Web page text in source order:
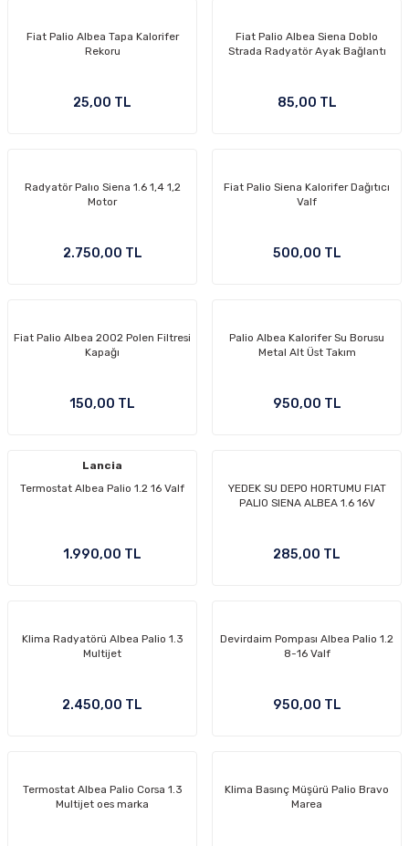
Fiat Palio Albea Tapa Kalorifer
Rekoru
25,00 TL
Fiat Palio Albea Siena Doblo
Strada Radyatör Ayak Bağlantı
85,00 TL
Radyatör Palıo Siena 1.6 1,4 1,2
Motor
2.750,00 TL
Fiat Palio Siena Kalorifer Dağıtıcı
Valf
500,00 TL
Fiat Palio Albea 2002 Polen Filtresi
Kapağı
150,00 TL
Palio Albea Kalorifer Su Borusu
Metal Alt Üst Takım
950,00 TL
Lancia
Termostat Albea Palio 1.2 16 Valf
1.990,00 TL
YEDEK SU DEPO HORTUMU FIAT
PALIO SIENA ALBEA 1.6 16V
285,00 TL
Klima Radyatörü Albea Palio 1.3
Multijet
2.450,00 TL
Devirdaim Pompası Albea Palio 1.2
8-16 Valf
950,00 TL
Termostat Albea Palio Corsa 1.3
Multijet oes marka
Klima Basınç Müşürü Palio Bravo
Marea